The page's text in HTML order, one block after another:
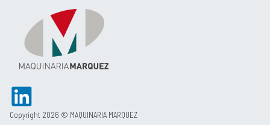
Copyright 2026 © MAQUINARIA MARQUEZ